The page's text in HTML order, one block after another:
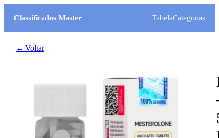
Classificados Master TabelaCategorias
← Voltar